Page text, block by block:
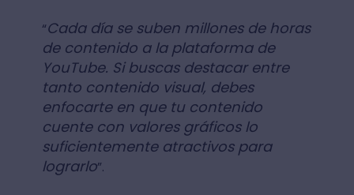
“Cada día se suben millones de horas
de contenido a la plataforma de
YouTube. Si buscas destacar entre
tanto contenido visual, debes
enfocarte en que tu contenido
cuente con valores gráficos lo
suficientemente atractivos para
lograrlo”.